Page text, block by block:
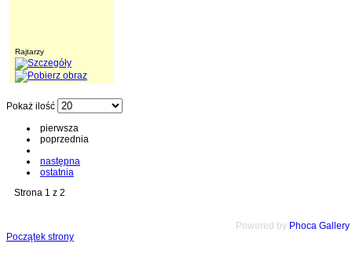
Rajtarzy
Pokaż ilość
pierwsza
poprzednia
następna
ostatnia
Strona 1 z 2
Powered by Phoca Gallery
Początek strony